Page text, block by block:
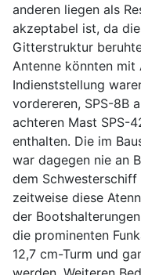
anderen liegen als
akzeptabel ist, da
Gitterstruktur
Antenne könnten
Indienststellung
vordereren, SPS-8B
achteren Mast SPS-
enthalten. Die im
war dagegen nie an
dem Schwesterschiff
zeitweise diese
der
die prominenten
12,7 cm-Turm und